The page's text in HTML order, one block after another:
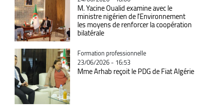
M. Yacine Oualid examine avec le
ministre nigérien de l'Environnement
les moyens de renforcer la coopération
bilatérale
Catégorie
Formation professionnelle
23/06/2026 - 16:53
Mme Arhab reçoit le PDG de Fiat Algérie